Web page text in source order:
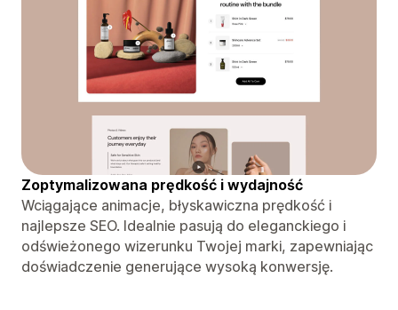
Zoptymalizowana prędkość i wydajność
Wciągające animacje, błyskawiczna prędkość i
najlepsze SEO. Idealnie pasują do eleganckiego i
odświeżonego wizerunku Twojej marki, zapewniając
doświadczenie generujące wysoką konwersję.